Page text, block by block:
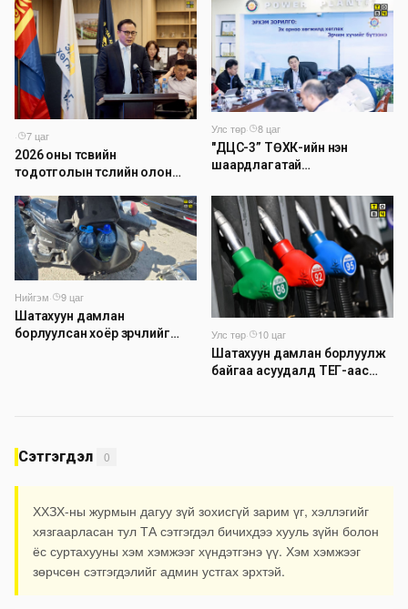
боломжтой боллоо
·
7 цаг
2026 оны төсвийн
тодотголын төслийн олон
Улс төр·
8 цаг
"ДЦС-3” ТӨХК-ийн нэн
шаардлагатай
шинэчлэлийн төсвийг
шийдвэрлэхээр болов
Нийгэм·
9 цаг
Шатахуун дамлан
борлуулсан хоёр зөрчлийг
Улс төр·
10 цаг
Шатахуун дамлан борлуулж
байгаа асуудалд ТЕГ-аас
Сэтгэгдэл 0
ХХЗХ-ны журмын дагуу зүй зохисгүй зарим үг, хэллэгийг
хязгаарласан тул ТА сэтгэгдэл бичихдээ хууль зүйн болон
ёс суртахууны хэм хэмжээг хүндэтгэнэ үү. Хэм хэмжээг
зөрчсөн сэтгэгдэлийг админ устгах эрхтэй.